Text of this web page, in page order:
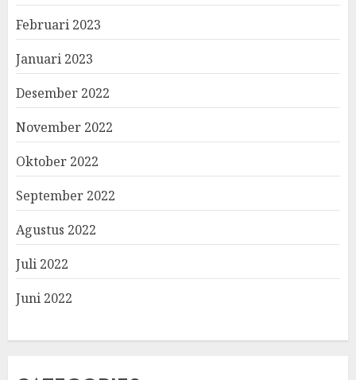
Februari 2023
Januari 2023
Desember 2022
November 2022
Oktober 2022
September 2022
Agustus 2022
Juli 2022
Juni 2022